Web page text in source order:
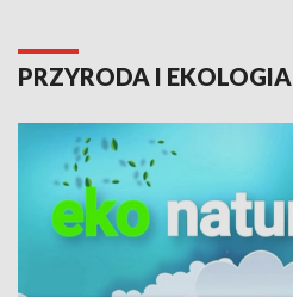
PRZYRODA I EKOLOGIA